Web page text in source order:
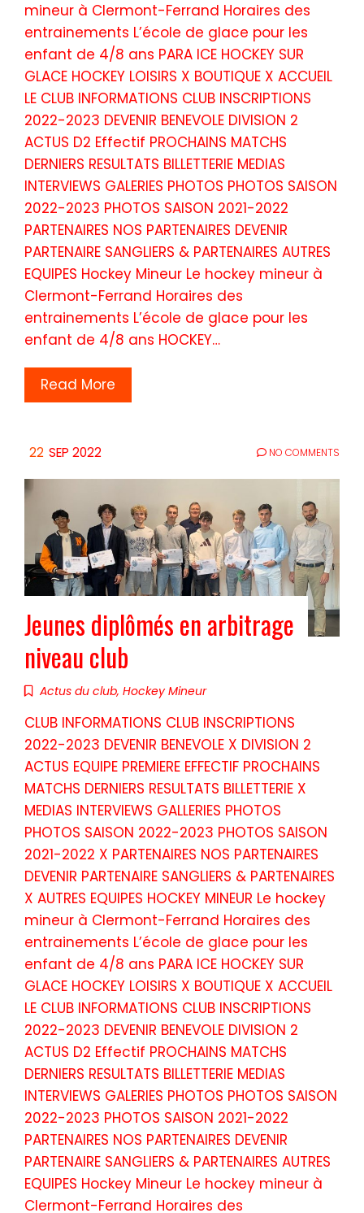
mineur à Clermont-Ferrand Horaires des
entrainements L’école de glace pour les
enfant de 4/8 ans PARA ICE HOCKEY SUR
GLACE HOCKEY LOISIRS X BOUTIQUE X ACCUEIL
LE CLUB INFORMATIONS CLUB INSCRIPTIONS
2022-2023 DEVENIR BENEVOLE DIVISION 2
ACTUS D2 Effectif PROCHAINS MATCHS
DERNIERS RESULTATS BILLETTERIE MEDIAS
INTERVIEWS GALERIES PHOTOS PHOTOS SAISON
2022-2023 PHOTOS SAISON 2021-2022
PARTENAIRES NOS PARTENAIRES DEVENIR
PARTENAIRE SANGLIERS & PARTENAIRES AUTRES
EQUIPES Hockey Mineur Le hockey mineur à
Clermont-Ferrand Horaires des
entrainements L’école de glace pour les
enfant de 4/8 ans HOCKEY…
Read More
22 SEP 2022 NO COMMENTS
Jeunes diplômés en arbitrage
niveau club
Actus du club, Hockey Mineur
CLUB INFORMATIONS CLUB INSCRIPTIONS
2022-2023 DEVENIR BENEVOLE X DIVISION 2
ACTUS EQUIPE PREMIERE EFFECTIF PROCHAINS
MATCHS DERNIERS RESULTATS BILLETTERIE X
MEDIAS INTERVIEWS GALLERIES PHOTOS
PHOTOS SAISON 2022-2023 PHOTOS SAISON
2021-2022 X PARTENAIRES NOS PARTENAIRES
DEVENIR PARTENAIRE SANGLIERS & PARTENAIRES
X AUTRES EQUIPES HOCKEY MINEUR Le hockey
mineur à Clermont-Ferrand Horaires des
entrainements L’école de glace pour les
enfant de 4/8 ans PARA ICE HOCKEY SUR
GLACE HOCKEY LOISIRS X BOUTIQUE X ACCUEIL
LE CLUB INFORMATIONS CLUB INSCRIPTIONS
2022-2023 DEVENIR BENEVOLE DIVISION 2
ACTUS D2 Effectif PROCHAINS MATCHS
DERNIERS RESULTATS BILLETTERIE MEDIAS
INTERVIEWS GALERIES PHOTOS PHOTOS SAISON
2022-2023 PHOTOS SAISON 2021-2022
PARTENAIRES NOS PARTENAIRES DEVENIR
PARTENAIRE SANGLIERS & PARTENAIRES AUTRES
EQUIPES Hockey Mineur Le hockey mineur à
Clermont-Ferrand Horaires des